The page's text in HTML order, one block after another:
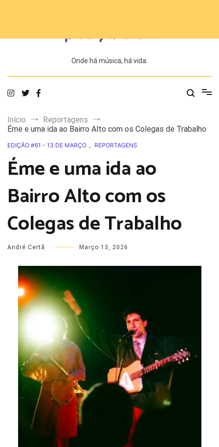
Onde há música, há vida.
Início
Reportagens
Éme e uma ida ao Bairro Alto com os Colegas de Trabalho
EDIÇÃO #61 - 13 DE MARÇO , REPORTAGENS
Éme e uma ida ao
Bairro Alto com os
Colegas de Trabalho
André Certã Março 13, 2026